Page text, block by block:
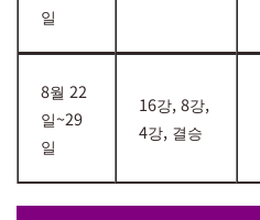
일
8월 22
일~29
일
16강, 8강,
4강, 결승